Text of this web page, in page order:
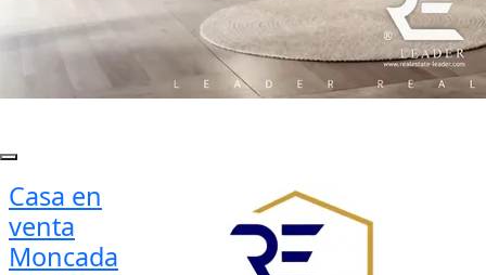
Casa en
venta
Moncada